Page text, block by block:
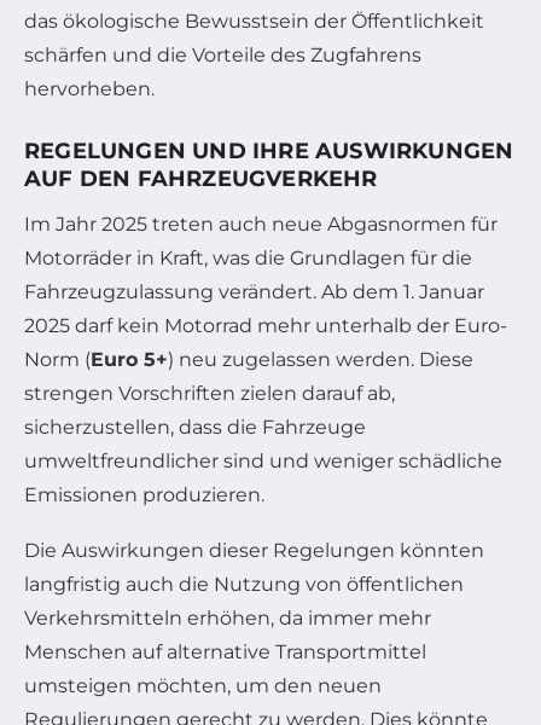
das ökologische Bewusstsein der Öffentlichkeit
schärfen und die Vorteile des Zugfahrens
hervorheben.
REGELUNGEN UND IHRE AUSWIRKUNGEN
AUF DEN FAHRZEUGVERKEHR
Im Jahr 2025 treten auch neue Abgasnormen für
Motorräder in Kraft, was die Grundlagen für die
Fahrzeugzulassung verändert. Ab dem 1. Januar
2025 darf kein Motorrad mehr unterhalb der Euro-
Norm (Euro 5+) neu zugelassen werden. Diese
strengen Vorschriften zielen darauf ab,
sicherzustellen, dass die Fahrzeuge
umweltfreundlicher sind und weniger schädliche
Emissionen produzieren.
Die Auswirkungen dieser Regelungen könnten
langfristig auch die Nutzung von öffentlichen
Verkehrsmitteln erhöhen, da immer mehr
Menschen auf alternative Transportmittel
umsteigen möchten, um den neuen
Regulierungen gerecht zu werden. Dies könnte